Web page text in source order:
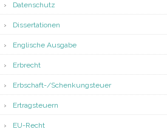
Datenschutz
Dissertationen
Englische Ausgabe
Erbrecht
Erbschaft-/Schenkungsteuer
Ertragsteuern
EU-Recht